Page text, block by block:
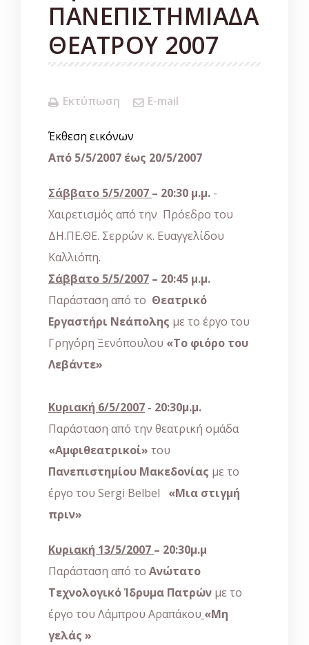
ΠΑΝΕΠΙΣΤΗΜΙΑΔΑ
ΘΕΑΤΡΟΥ 2007
Εκτύπωση E-mail
Έκθεση εικόνων
Από 5/5/2007 έως 20/5/2007
Σάββατο 5/5/2007 – 20:30 μ.μ. -
Χαιρετισμός από την Πρόεδρο του
ΔΗ.ΠΕ.ΘΕ. Σερρών κ. Ευαγγελίδου
Καλλιόπη.
Σάββατο 5/5/2007 – 20:45 μ.μ.
Παράσταση από το Θεατρικό
Εργαστήρι Νεάπολης με το έργο του
Γρηγόρη Ξενόπουλου «Το φιόρο του
Λεβάντε»
Κυριακή 6/5/2007 - 20:30μ.μ.
Παράσταση από την θεατρική ομάδα
«Αμφιθεατρικοί» του
Πανεπιστημίου Μακεδονίας με το
έργο του Sergi Belbel «Μια στιγμή
πριν»
Κυριακή 13/5/2007 – 20:30μ.μ
Παράσταση από το Ανώτατο
Τεχνολογικό Ίδρυμα Πατρών με το
έργο του Λάμπρου Αραπάκου «Μη
γελάς »